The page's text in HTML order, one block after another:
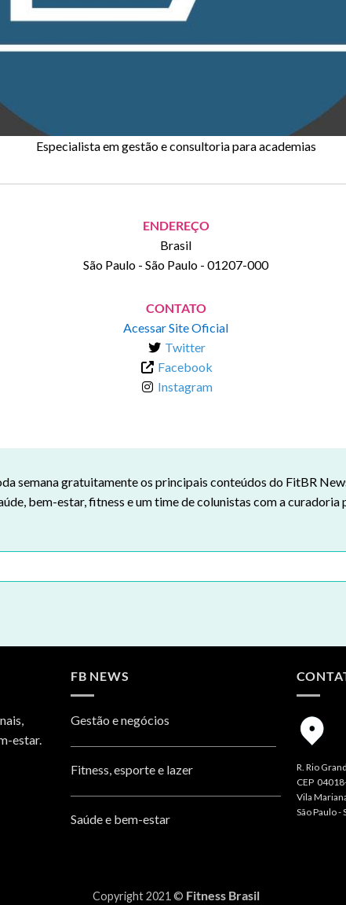
Especialista em gestão e consultoria para academias
ENDEREÇO
Brasil
São Paulo - São Paulo - 01207-000
CONTATO
Acessar Site Oficial
Twitter
Facebook
Instagram
semana gratuitamente os principais conteúdos do FitBR
bem-estar, fitness e um time de colunistas com a curadoria
estar.
FB NEWS
Gestão e negócios
Fitness, esporte e lazer
Saúde e bem-estar
R. Rio
CEP
Vila
São Paulo -
Copyright 2021 © Fitness Brasil